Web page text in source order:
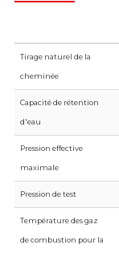
Tirage naturel de la
cheminée
Capacité de rétention
d'eau
Pression effective
maximale
Pression de test
Température des gaz
de combustion pour la